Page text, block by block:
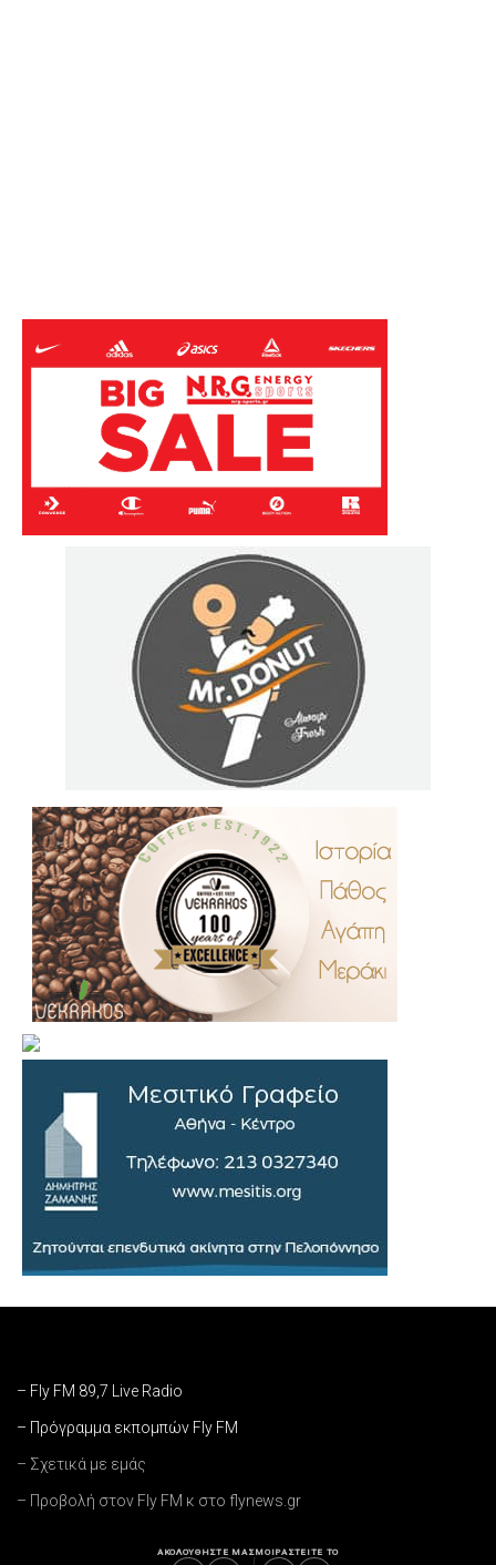
– Fly FM 89,7 Live Radio
– Πρόγραμμα εκπομπών Fly FM
– Σχετικά με εμάς
– Προβολή στον Fly FM κ στο flynews.gr
ΑΚΟΛΟΥΘΗΣΤΕ ΜΑΣΜΟΙΡΑΣΤΕΙΤΕ ΤΟ